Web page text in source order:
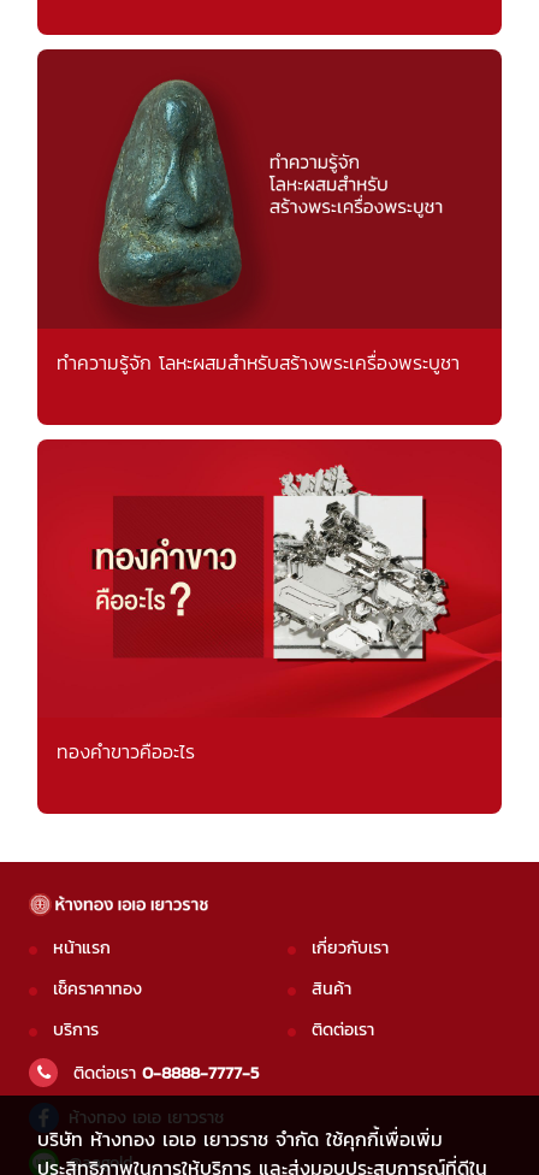
ทำความรู้จัก โลหะผสมสำหรับสร้างพระเครื่องพระบูชา
ทองคำขาวคืออะไร
บริษัท ห้างทอง เอเอ เยาวราช จำกัด ใช้คุกกี้เพื่อเพิ่ม
ประสิทธิภาพในการให้บริการ และส่งมอบประสบการณ์ที่ดีใน
หน้าแรก
เช็คราคาทอง
บริการ
เกี่ยวกับเรา
สินค้า
ติดต่อเรา
ติดต่อเรา 0-8888-7777-5
ห้างทอง เอเอ เยาวราช
@aagold